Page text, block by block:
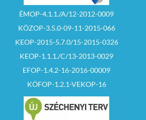
ÉMOP-4.1.1./A/12-2012-0009
KÖZOP-3.5.0-09-11-2015-066
KEOP-2015-5.7.0/15-2015-0326
KEOP-1.1.1./C/13-2013-0029
EFOP-1.4.2-16-2016-00009
KÖFOP-1.2.1-VEKOP-16